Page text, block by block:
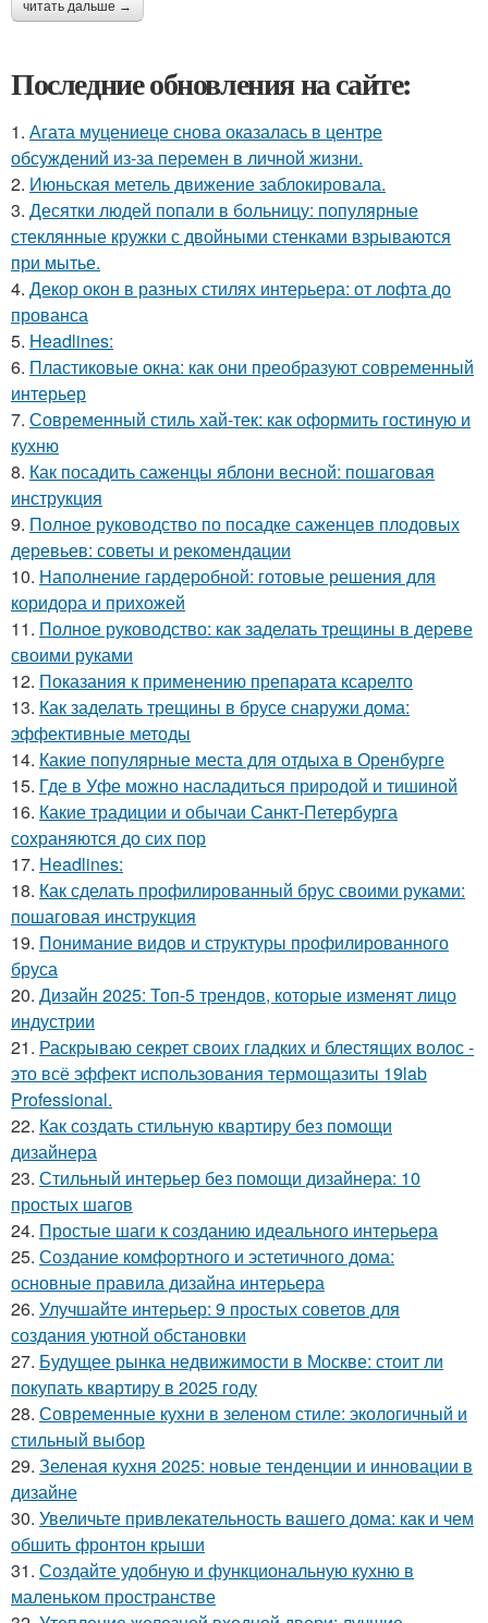
читать дальше →
Последние обновления на сайте:
1. Агата муцениеце снова оказалась в центре
обсуждений из-за перемен в личной жизни.
2. Июньская метель движение заблокировала.
3. Десятки людей попали в больницу: популярные
стеклянные кружки с двойными стенками взрываются
при мытье.
4. Декор окон в разных стилях интерьера: от лофта до
прованса
5. Headlines:
6. Пластиковые окна: как они преобразуют современный
интерьер
7. Современный стиль хай-тек: как оформить гостиную и
кухню
8. Как посадить саженцы яблони весной: пошаговая
инструкция
9. Полное руководство по посадке саженцев плодовых
деревьев: советы и рекомендации
10. Наполнение гардеробной: готовые решения для
коридора и прихожей
11. Полное руководство: как заделать трещины в дереве
своими руками
12. Показания к применению препарата ксарелто
13. Как заделать трещины в брусе снаружи дома:
эффективные методы
14. Какие популярные места для отдыха в Оренбурге
15. Где в Уфе можно насладиться природой и тишиной
16. Какие традиции и обычаи Санкт-Петербурга
сохраняются до сих пор
17. Headlines:
18. Как сделать профилированный брус своими руками:
пошаговая инструкция
19. Понимание видов и структуры профилированного
бруса
20. Дизайн 2025: Топ-5 трендов, которые изменят лицо
индустрии
21. Раскрываю секрет своих гладких и блестящих волос -
это всё эффект использования термощазиты 19lab
Professional.
22. Как создать стильную квартиру без помощи
дизайнера
23. Стильный интерьер без помощи дизайнера: 10
простых шагов
24. Простые шаги к созданию идеального интерьера
25. Создание комфортного и эстетичного дома:
основные правила дизайна интерьера
26. Улучшайте интерьер: 9 простых советов для
создания уютной обстановки
27. Будущее рынка недвижимости в Москве: стоит ли
покупать квартиру в 2025 году
28. Современные кухни в зеленом стиле: экологичный и
стильный выбор
29. Зеленая кухня 2025: новые тенденции и инновации в
дизайне
30. Увеличьте привлекательность вашего дома: как и чем
обшить фронтон крыши
31. Создайте удобную и функциональную кухню в
маленьком пространстве